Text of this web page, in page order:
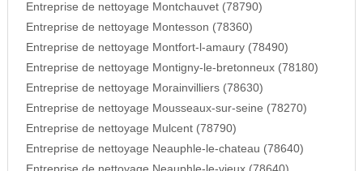
Entreprise de nettoyage Montchauvet (78790)
Entreprise de nettoyage Montesson (78360)
Entreprise de nettoyage Montfort-l-amaury (78490)
Entreprise de nettoyage Montigny-le-bretonneux (78180)
Entreprise de nettoyage Morainvilliers (78630)
Entreprise de nettoyage Mousseaux-sur-seine (78270)
Entreprise de nettoyage Mulcent (78790)
Entreprise de nettoyage Neauphle-le-chateau (78640)